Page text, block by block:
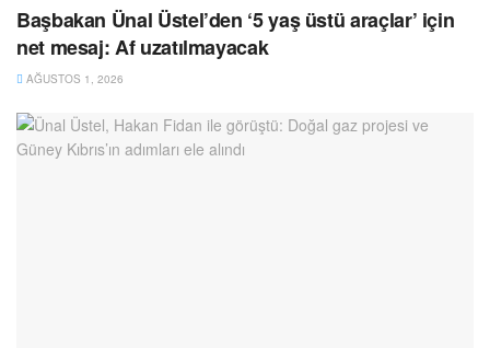
Başbakan Ünal Üstel’den ‘5 yaş üstü araçlar’ için
net mesaj: Af uzatılmayacak
AĞUSTOS 1, 2026